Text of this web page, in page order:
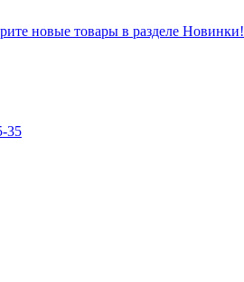
новые товары в разделе Новинки!
35